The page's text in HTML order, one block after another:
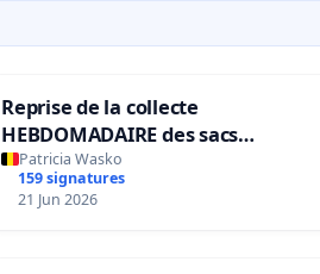
Reprise de la collecte
HEBDOMADAIRE des sacs
poubelles mokas (déchets
résiduels) durant la période
estivale dans l'entité de MANAGE
Patricia Wasko
159 signatures
21 Jun 2026